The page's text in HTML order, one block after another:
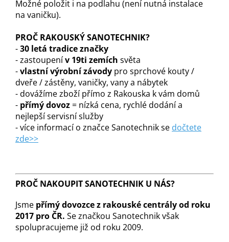
Možné položit i na podlahu (není nutná instalace
na vaničku).
PROČ RAKOUSKÝ SANOTECHNIK?
-30 letá tradice značky
- zastoupenív 19ti zemích světa
-vlastní výrobní závody pro sprchové kouty /
dveře / zástěny, vaničky, vany a nábytek
- dovážíme zboží přímo z Rakouska k vám domů
- přímý dovoz= nízká cena, rychlé dodání a
nejlepší servisní služby
- více informací o značce Sanotechnik se dočtete
zde>>
PROČ NAKOUPIT SANOTECHNIK U NÁS?
Jsme přímý dovozce z rakouské centrály od roku
2017 pro ČR. Se značkou Sanotechnik však
spolupracujeme již od roku 2009.